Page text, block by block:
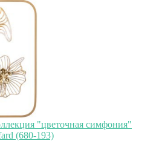
"цветочная симфония"
(680-193)